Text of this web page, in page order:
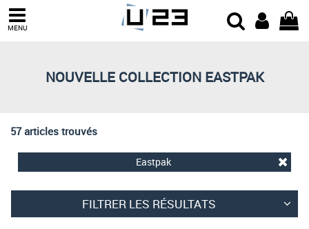
MENU
NOUVELLE COLLECTION EASTPAK
57 articles trouvés
Eastpak
FILTRER LES RÉSULTATS
Trier par
Prix croissant
Meilleures remises